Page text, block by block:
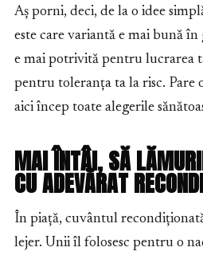
Aș porni, deci, de la o idee
este care variantă e mai bună
e mai potrivită pentru lucrarea
pentru toleranța ta la risc. Pare
aici încep toate alegerile
MAI ÎNTÂI, SĂ
CU ADEVĂRAT
În piață, cuvântul
lejer. Unii îl folosesc pentru o